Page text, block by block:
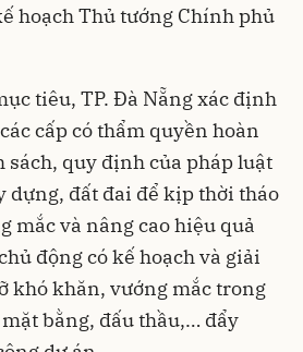
hoạch Thủ tướng Chính phủ
tiêu, TP. Đà Nẵng xác định
cấp có thẩm quyền hoàn
sách, quy định của pháp luật
dựng, đất đai để kịp thời tháo
mắc và nâng cao hiệu quả
động có kế hoạch và giải
khó khăn, vướng mắc trong
bằng, đấu thầu,… đẩy